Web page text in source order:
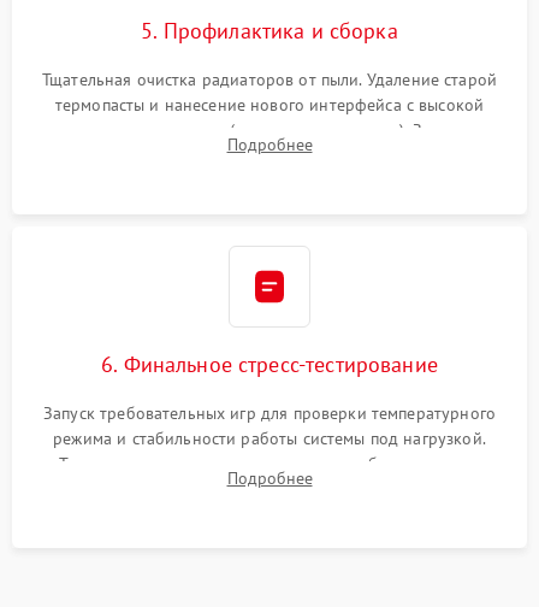
5. Профилактика и сборка
Тщательная очистка радиаторов от пыли. Удаление старой
термопасты и нанесение нового интерфейса с высокой
теплопроводностью (или жидкого металла). Замена
термопрокладок. Аккуратная сборка консоли и подключение
Подробнее
6. Финальное стресс-тестирование
Запуск требовательных игр для проверки температурного
режима и стабильности работы системы под нагрузкой.
Тестирование привода, синхронизации беспроводных
геймпадов, выхода в сеть и выдачи изображения без
Подробнее